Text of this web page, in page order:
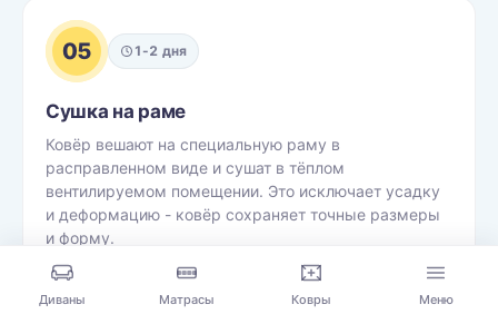
05 1-2 дня
Сушка на раме
Ковёр вешают на специальную раму в
расправленном виде и сушат в тёплом
вентилируемом помещении. Это исключает усадку
и деформацию - ковёр сохраняет точные размеры
и форму.
Диваны Матрасы Ковры Меню